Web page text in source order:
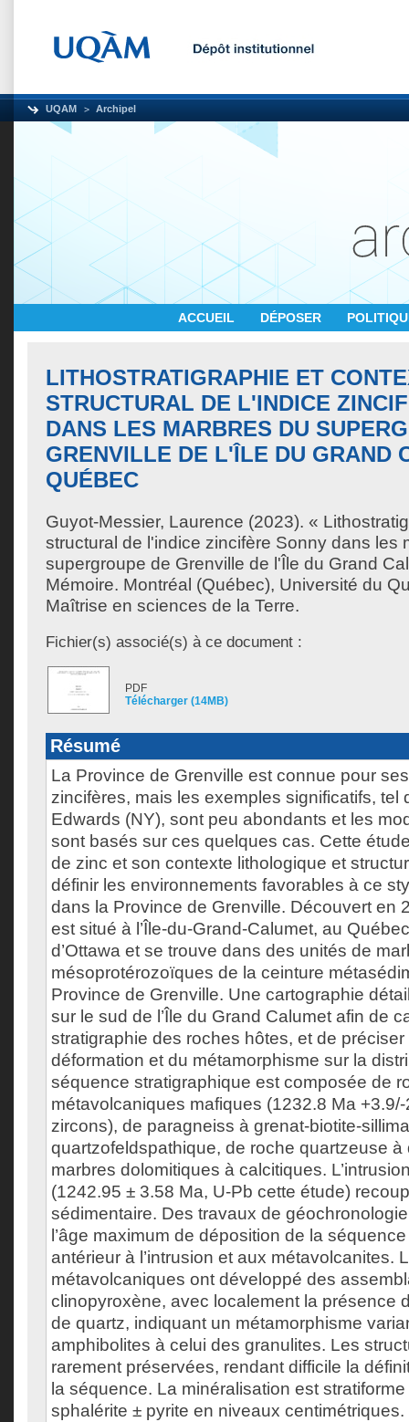
UQAM Archipel
ACCUEIL DÉPOSER
LITHOSTRATIGRAPHIE ET
STRUCTURAL DE L'INDICE
DANS LES MARBRES DU
GRENVILLE DE L'ÎLE DU GRAND
QUÉBEC
Guyot-Messier, Laurence (2023). «
structural de l'indice zincifère Sonny dans les
supergroupe de Grenville de l'Île du Grand
Mémoire. Montréal (Québec), Université du
Maîtrise en sciences de la Terre.
Fichier(s) associé(s) à ce document :
PDF
Télécharger (14MB)
Résumé
La Province de Grenville est connue pour
zincifères, mais les exemples significatifs, tel
Edwards (NY), sont peu abondants et les
sont basés sur ces quelques cas. Cette
de zinc et son contexte lithologique et
définir les environnements favorables à ce
dans la Province de Grenville. Découvert en
est situé à l’Île-du-Grand-Calumet, au
d’Ottawa et se trouve dans des unités de
mésoprotérozoïques de la ceinture
Province de Grenville. Une cartographie
sur le sud de l’Île du Grand Calumet afin de
stratigraphie des roches hôtes, et de
déformation et du métamorphisme sur la
séquence stratigraphique est composée de
métavolcaniques mafiques (1232.8 Ma
zircons), de paragneiss à grenat-biotite-
quartzofeldspathique, de roche quartzeuse à
marbres dolomitiques à calcitiques.
(1242.95 ± 3.58 Ma, U-Pb cette étude)
sédimentaire. Des travaux de
l’âge maximum de déposition de la
antérieur à l’intrusion et aux métavolcanites.
métavolcaniques ont développé des
clinopyroxène, avec localement la présence
de quartz, indiquant un métamorphisme
amphibolites à celui des granulites. Les
rarement préservées, rendant difficile la
la séquence. La minéralisation est
sphalérite ± pyrite en niveaux